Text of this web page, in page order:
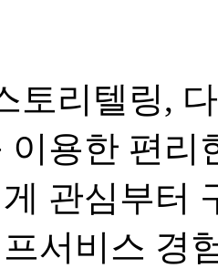
토리텔링,
이용한 편리
관심부터
서비스 경